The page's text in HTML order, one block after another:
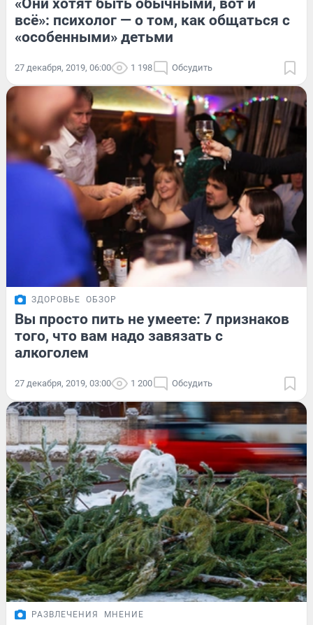
«Они хотят быть обычными, вот и
всё»: психолог — о том, как общаться с
«особенными» детьми
27 декабря, 2019, 06:00 1 198 Обсудить
ЗДОРОВЬЕ ОБЗОР
Вы просто пить не умеете: 7 признаков
того, что вам надо завязать с
алкоголем
27 декабря, 2019, 03:00 1 200 Обсудить
РАЗВЛЕЧЕНИЯ МНЕНИЕ